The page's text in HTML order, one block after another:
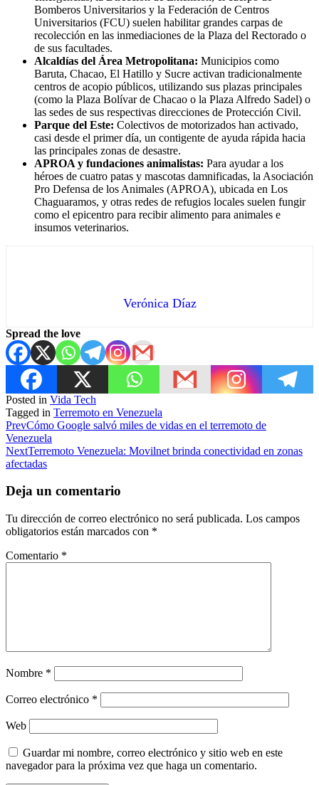
Bomberos Universitarios y la Federación de Centros
Universitarios (FCU) suelen habilitar grandes carpas de
recolección en las inmediaciones de la Plaza del Rectorado o
de sus facultades.
Alcaldías del Área Metropolitana: Municipios como
Baruta, Chacao, El Hatillo y Sucre activan tradicionalmente
centros de acopio públicos, utilizando sus plazas principales
(como la Plaza Bolívar de Chacao o la Plaza Alfredo Sadel) o
las sedes de sus respectivas direcciones de Protección Civil.
Parque del Este: Colectivos de motorizados han activado,
casi desde el primer día, un contigente de ayuda rápida hacia
las principales zonas de desastre.
APROA y fundaciones animalistas: Para ayudar a los
héroes de cuatro patas y mascotas damnificadas, la Asociación
Pro Defensa de los Animales (APROA), ubicada en Los
Chaguaramos, y otras redes de refugios locales suelen fungir
como el epicentro para recibir alimento para animales e
insumos veterinarios.
Verónica Díaz
Spread the love
Posted in Vida Tech
Tagged in Terremoto en Venezuela
PrevCómo Google salvó miles de vidas en el terremoto de
Venezuela
NextTerremoto Venezuela: Movilnet brinda conectividad en zonas
afectadas
Deja un comentario
Tu dirección de correo electrónico no será publicada. Los campos
obligatorios están marcados con *
Comentario *
Nombre *
Correo electrónico *
Web
Guardar mi nombre, correo electrónico y sitio web en este
navegador para la próxima vez que haga un comentario.